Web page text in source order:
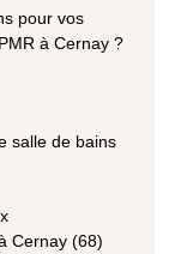
pour vos
à Cernay ?
salle de bains
Cernay (68)